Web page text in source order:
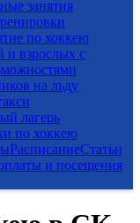
занятия
по хоккею
и взрослых с
на льду
лагерь
по хоккею
РасписаниеСтатьи
и посещения